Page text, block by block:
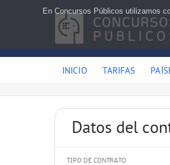
INICIO TARIFAS
Datos del
TIPO DE CONTRATO
En Concursos Públicos utilizamos